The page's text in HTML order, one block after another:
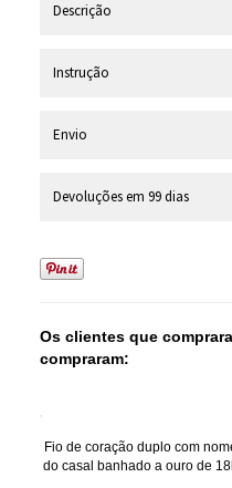
Descrição
Instrução
Envio
Devoluções em 99 dias
Os clientes que
compraram:
Fio de coração duplo com
do casal banhado a ouro de